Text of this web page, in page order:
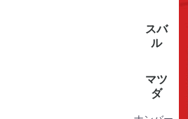
全て見
アルト
アルト
イグニ
エブリ
キャリ
クロス
ジムニ
ジムニ
スペー
スペー
スイフ
ソリオ
ハスラ
ラパン
ランデ
ワゴン
ワゴン
スバ
ル
全て見
サンバ
サンバ
(3)
ステラ
ジャス
マツ
ダ